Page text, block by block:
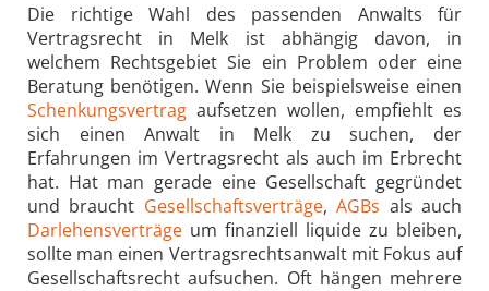
Die richtige Wahl des passenden Anwalts für
Vertragsrecht in Melk ist abhängig davon, in
welchem Rechtsgebiet Sie ein Problem oder eine
Beratung benötigen. Wenn Sie beispielsweise einen
Schenkungsvertrag aufsetzen wollen, empfiehlt es
sich einen Anwalt in Melk zu suchen, der
Erfahrungen im Vertragsrecht als auch im Erbrecht
hat. Hat man gerade eine Gesellschaft gegründet
und braucht Gesellschaftsverträge,AGBs als auch
Darlehensverträge um finanziell liquide zu bleiben,
sollte man einen Vertragsrechtsanwalt mit Fokus auf
Gesellschaftsrecht aufsuchen. Oft hängen mehrere